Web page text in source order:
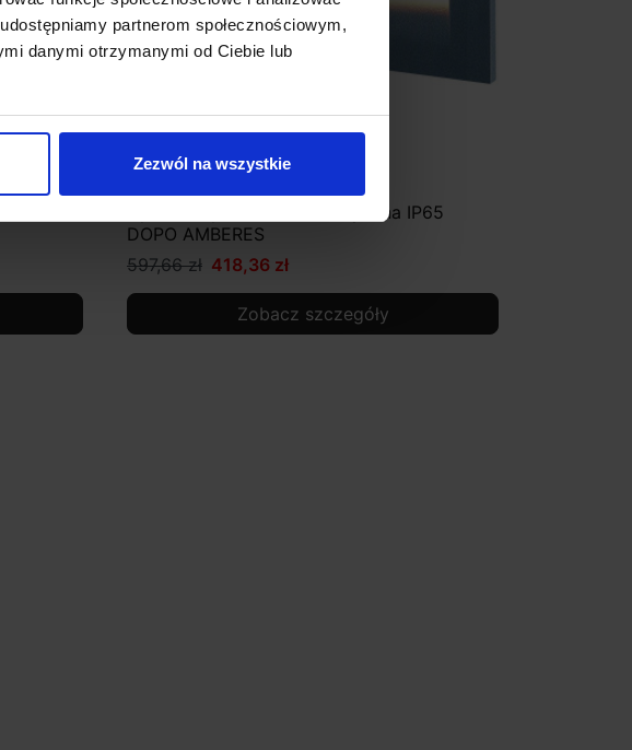
partnerom społecznościowym,
danymi otrzymanymi od Ciebie lub
Zezwól na wszystkie
Oprawa wpuszczana zewnętrzna IP65
DOPO AMBERES
597,66 zł 418,36 zł
Zobacz szczegóły